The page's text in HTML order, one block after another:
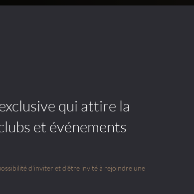
qui attire la
et événements
d'inviter et d'être invité à rejoindre une